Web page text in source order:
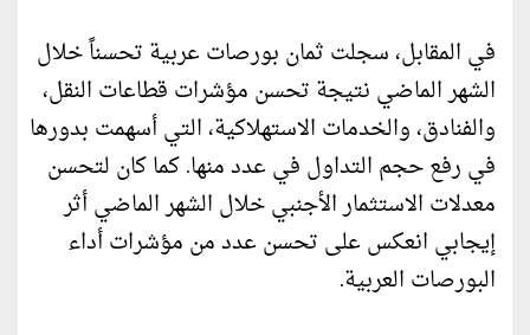
في المقابل، سجلت ثمان بورصات عربية تحسناً خلال
الشهر الماضي نتيجة تحسن مؤشرات قطاعات النقل،
والفنادق، والخدمات الاستهلاكية، التي أسهمت بدورها
في رفع حجم التداول في عدد منها. كما كان لتحسن
معدلات الاستثمار الأجنبي خلال الشهر الماضي أثر
إيجابي انعكس على تحسن عدد من مؤشرات أداء
البورصات العربية.